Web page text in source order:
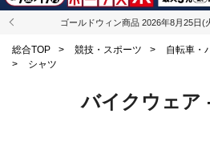
ゴールドウィン商品 2026年8月25日(
総合TOP > 競技・スポーツ > 自転車・
>
シャツ
バイクウェア